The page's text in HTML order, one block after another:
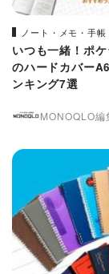
ノート・メモ・手帳
いつも一緒！ポ
のハードカバー
ンキング7選
MONOQLO編